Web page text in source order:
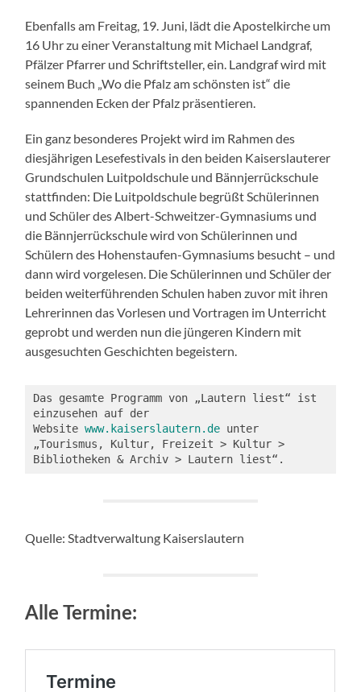
Ebenfalls am Freitag, 19. Juni, lädt die Apostelkirche um
16 Uhr zu einer Veranstaltung mit Michael Landgraf,
Pfälzer Pfarrer und Schriftsteller, ein. Landgraf wird mit
seinem Buch „Wo die Pfalz am schönsten ist“ die
spannenden Ecken der Pfalz präsentieren.
Ein ganz besonderes Projekt wird im Rahmen des
diesjährigen Lesefestivals in den beiden Kaiserslauterer
Grundschulen Luitpoldschule und Bännjerrückschule
stattfinden: Die Luitpoldschule begrüßt Schülerinnen
und Schüler des Albert-Schweitzer-Gymnasiums und
die Bännjerrückschule wird von Schülerinnen und
Schülern des Hohenstaufen-Gymnasiums besucht – und
dann wird vorgelesen. Die Schülerinnen und Schüler der
beiden weiterführenden Schulen haben zuvor mit ihren
Lehrerinnen das Vorlesen und Vortragen im Unterricht
geprobt und werden nun die jüngeren Kindern mit
ausgesuchten Geschichten begeistern.
Das gesamte Programm von „Lautern liest“ ist
einzusehen auf der
Website www.kaiserslautern.de unter
„Tourismus, Kultur, Freizeit > Kultur >
Bibliotheken & Archiv > Lautern liest“.
Quelle: Stadtverwaltung Kaiserslautern
Alle Termine: